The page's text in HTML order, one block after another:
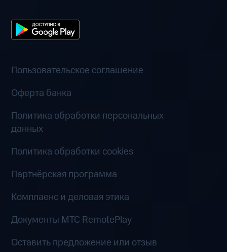
Пользовательское соглашение
Оферта банка
Политика обработки персональных
данных
Политика обработки cookies
Партнёрская программа
Комплаенс и деловая этика
Документы MTC RemotePlay
Оставить предложение или отзыв